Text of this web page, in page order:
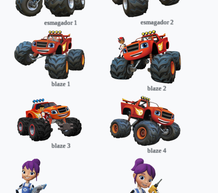
esmagador 1 esmagador 2
blaze 1
blaze 2
blaze 3
blaze 4